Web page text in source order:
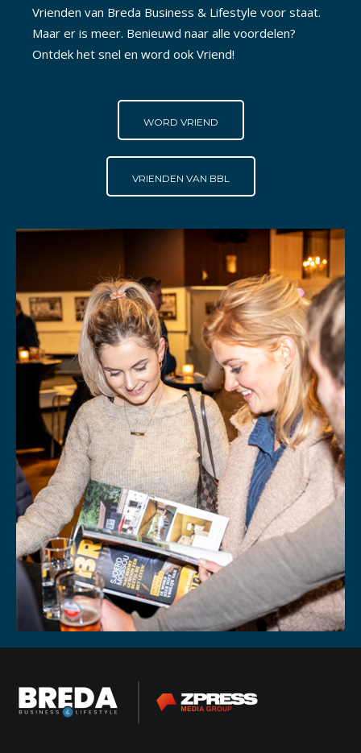
Vrienden van Breda Business & Lifestyle voor staat.
Maar er is meer. Benieuwd naar alle voordelen?
Ontdek het snel en word ook Vriend!
WORD VRIEND
VRIENDEN VAN BBL